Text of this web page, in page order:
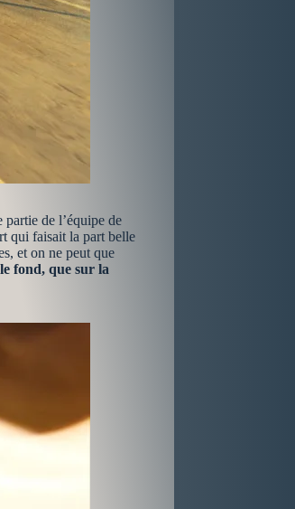
de l’équipe de
qui faisait la part belle
et on ne peut que
fond, que sur la